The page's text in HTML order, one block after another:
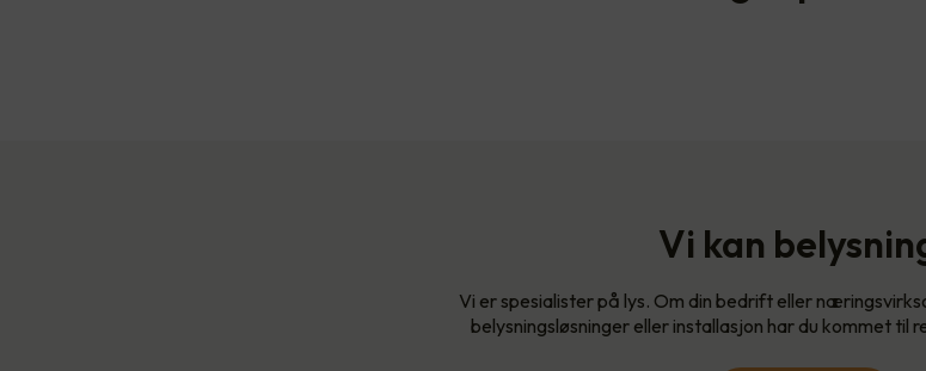
Vi kan
Vi er spesialister på lys. Om din bedrift eller
belysningsløsninger eller installasjon har du kommet til